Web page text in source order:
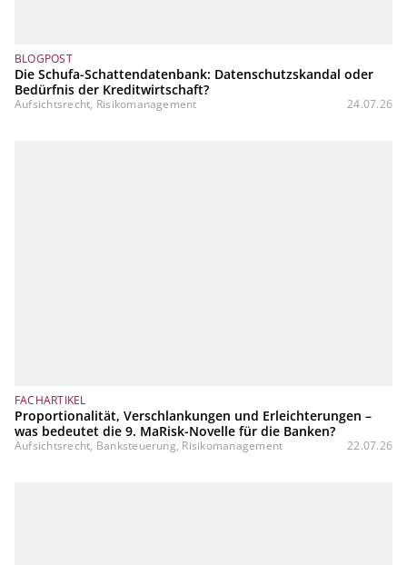
BLOGPOST
Die Schufa-Schattendatenbank: Datenschutzskandal oder
Bedürfnis der Kreditwirtschaft?
Aufsichtsrecht, Risikomanagement 24.07.26
FACHARTIKEL
Proportionalität, Verschlankungen und Erleichterungen –
was bedeutet die 9. MaRisk-Novelle für die Banken?
Aufsichtsrecht, Banksteuerung, Risikomanagement 22.07.26